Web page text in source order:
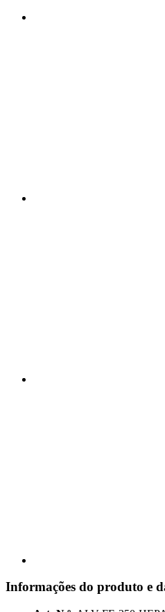
Informações do produto e